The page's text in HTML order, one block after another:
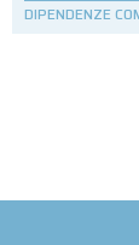
DIPENDENZE